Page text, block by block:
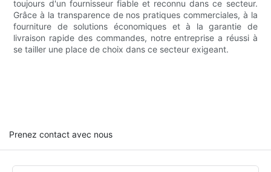
toujours d'un fournisseur fiable et reconnu dans ce secteur.
Grâce à la transparence de nos pratiques commerciales, à la
fourniture de solutions économiques et à la garantie de
livraison rapide des commandes, notre entreprise a réussi à
se tailler une place de choix dans ce secteur exigeant.
Prenez contact avec nous